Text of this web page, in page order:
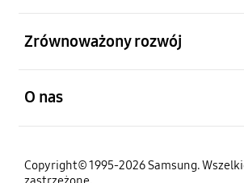
Zrównoważony rozwój
O nas
Copyright© 1995-2026 Samsung.